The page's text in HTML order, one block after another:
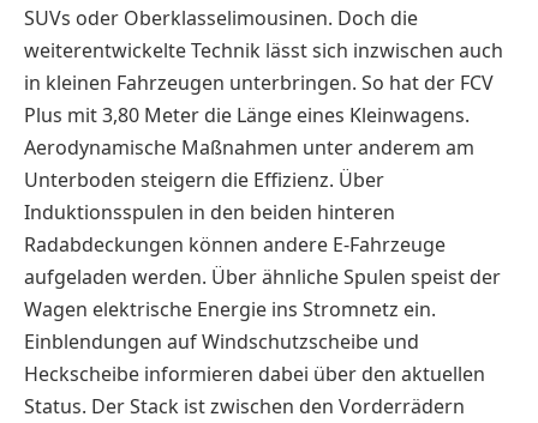
SUVs oder Oberklasselimousinen. Doch die
weiterentwickelte Technik lässt sich inzwischen auch
in kleinen Fahrzeugen unterbringen. So hat der FCV
Plus mit 3,80 Meter die Länge eines Kleinwagens.
Aerodynamische Maßnahmen unter anderem am
Unterboden steigern die Effizienz. Über
Induktionsspulen in den beiden hinteren
Radabdeckungen können andere E-Fahrzeuge
aufgeladen werden. Über ähnliche Spulen speist der
Wagen elektrische Energie ins Stromnetz ein.
Einblendungen auf Windschutzscheibe und
Heckscheibe informieren dabei über den aktuellen
Status. Der Stack ist zwischen den Vorderrädern